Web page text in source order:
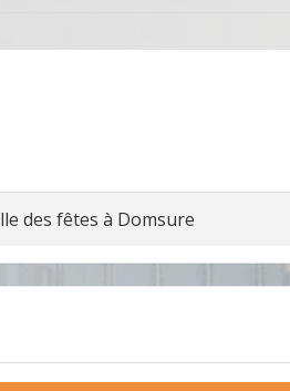
des fêtes à Domsure